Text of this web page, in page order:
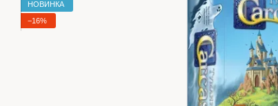
НОВИНКА
−16%